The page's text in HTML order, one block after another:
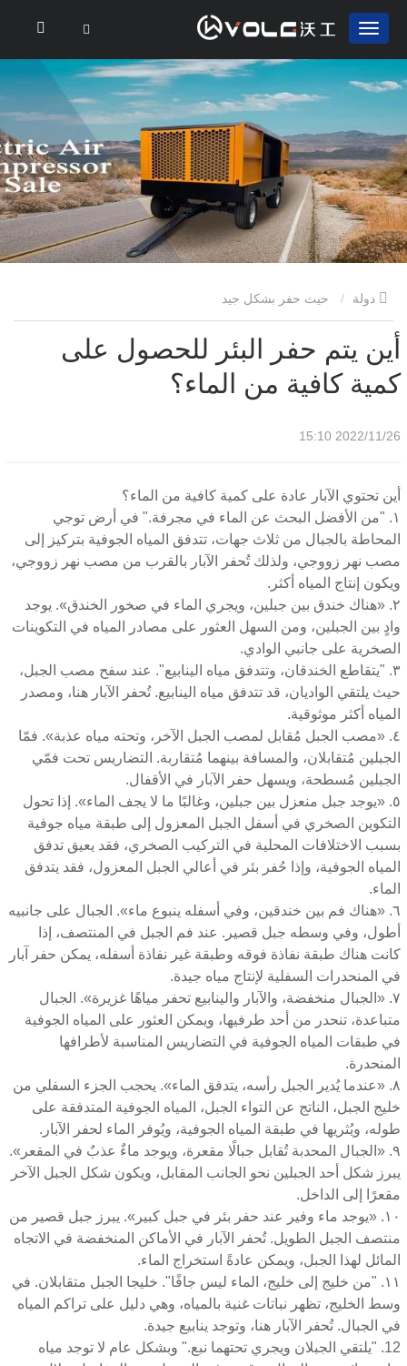
أين يتم حفر البئر للحصول على
كمية كافية من الماء؟
2022/11/26 15:10
أين تحتوي الآبار عادة على كمية كافية من الماء؟
١. "من الأفضل البحث عن الماء في مجرفة." في أرض توجي
المحاطة بالجبال من ثلاث جهات، تتدفق المياه الجوفية بتركيز إلى
مصب نهر زووجي، ولذلك تُحفر الآبار بالقرب من مصب نهر زووجي،
ويكون إنتاج المياه أكثر.
٢. «هناك خندق بين جبلين، ويجري الماء في صخور الخندق». يوجد
وادٍ بين الجبلين، ومن السهل العثور على مصادر المياه في التكوينات
الصخرية على جانبي الوادي.
٣. "يتقاطع الخندقان، وتتدفق مياه الينابيع". عند سفح مصب الجبل،
حيث يلتقي الواديان، قد تتدفق مياه الينابيع. تُحفر الآبار هنا، ومصدر
المياه أكثر موثوقية.
٤. «مصب الجبل مُقابل لمصب الجبل الآخر، وتحته مياه عذبة». فمّا
الجبلين مُتقابلان، والمسافة بينهما مُتقاربة. التضاريس تحت فمّي
الجبلين مُسطحة، ويسهل حفر الآبار في الأقفال.
٥. «يوجد جبل منعزل بين جبلين، وغالبًا ما لا يجف الماء». إذا تحول
التكوين الصخري في أسفل الجبل المعزول إلى طبقة مياه جوفية
بسبب الاختلافات المحلية في التركيب الصخري، فقد يعيق تدفق
المياه الجوفية، وإذا حُفر بئر في أعالي الجبل المعزول، فقد يتدفق
الماء.
٦. «هناك فم بين خندقين، وفي أسفله ينبوع ماء». الجبال على جانبيه
أطول، وفي وسطه جبل قصير. عند فم الجبل في المنتصف، إذا
كانت هناك طبقة نفاذة فوقه وطبقة غير نفاذة أسفله، يمكن حفر آبار
في المنحدرات السفلية لإنتاج مياه جيدة.
٧. «الجبال منخفضة، والآبار والينابيع تحفر مياهًا غزيرة». الجبال
متباعدة، تنحدر من أحد طرفيها، ويمكن العثور على المياه الجوفية
في طبقات المياه الجوفية في التضاريس المناسبة لأطرافها
المنحدرة.
٨. «عندما يُدير الجبل رأسه، يتدفق الماء». يحجب الجزء السفلي من
خليج الجبل، الناتج عن التواء الجبل، المياه الجوفية المتدفقة على
طوله، ويُثريها في طبقة المياه الجوفية، ويُوفر الماء لحفر الآبار.
٩. «الجبال المحدبة تُقابل جبالًا مقعرة، ويوجد ماءٌ عذبٌ في المقعر».
يبرز شكل أحد الجبلين نحو الجانب المقابل، ويكون شكل الجبل الآخر
مقعرًا إلى الداخل.
١٠. «يوجد ماء وفير عند حفر بئر في جبل كبير». يبرز جبل قصير من
منتصف الجبل الطويل. تُحفر الآبار في الأماكن المنخفضة في الاتجاه
المائل لهذا الجبل، ويمكن عادةً استخراج الماء.
١١. "من خليج إلى خليج، الماء ليس جافًا". خليجا الجبل متقابلان. في
وسط الخليج، تظهر نباتات غنية بالمياه، وهي دليل على تراكم المياه
في الجبال. تُحفر الآبار هنا، وتوجد ينابيع جيدة.
12. "يلتقي الجبلان ويجري تحتهما نبع." وبشكل عام لا توجد مياه